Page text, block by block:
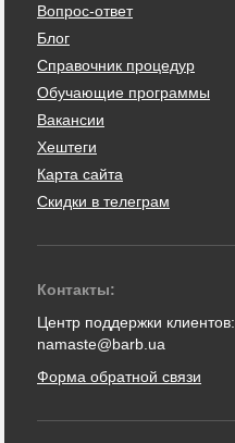
Вопрос-ответ
Блог
Справочник процедур
Обучающие программы
Вакансии
Хештеги
Карта сайта
Скидки в телеграм
Контакты:
Центр поддержки клиентов:
namaste@barb.ua
Форма обратной связи